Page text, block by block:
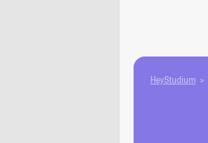
HeyStudium